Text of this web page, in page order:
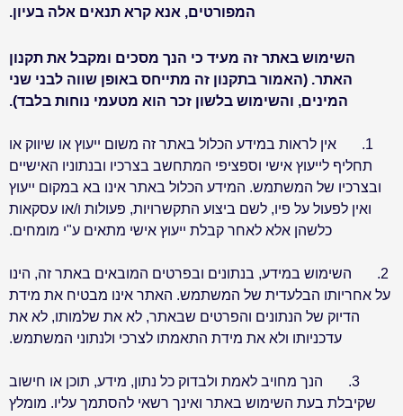
המפורטים, אנא קרא תנאים אלה בעיון.
השימוש באתר זה מעיד כי הנך מסכים ומקבל את תקנון
האתר. (האמור בתקנון זה מתייחס באופן שווה לבני שני
המינים, והשימוש בלשון זכר הוא מטעמי נוחות בלבד).
1.
אין לראות במידע הכלול באתר זה משום ייעוץ או שיווק או
תחליף לייעוץ אישי וספציפי המתחשב בצרכיו ובנתוניו האישיים
ובצרכיו של המשתמש. המידע הכלול באתר אינו בא במקום ייעוץ
ואין לפעול על פיו, לשם ביצוע התקשרויות, פעולות ו/או עסקאות
כלשהן אלא לאחר קבלת ייעוץ אישי מתאים ע"י מומחים.
2.
השימוש במידע, בנתונים ובפרטים המובאים באתר זה, הינו
על אחריותו הבלעדית של המשתמש. האתר אינו מבטיח את מידת
הדיוק של הנתונים והפרטים שבאתר, לא את שלמותו, לא את
עדכניותו ולא את מידת התאמתו לצרכי ולנתוני המשתמש.
3.
הנך מחויב לאמת ולבדוק כל נתון, מידע, תוכן או חישוב
שקיבלת בעת השימוש באתר ואינך רשאי להסתמך עליו. מומלץ